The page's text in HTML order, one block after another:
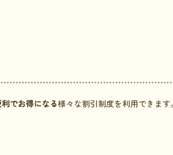
でお得になる様々な割引制度を利用できま